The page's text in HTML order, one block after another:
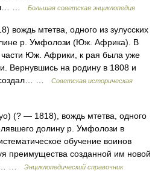
…
Большая советская энциклопедия
вождь мтетва, одного из зулусских
р. Умфолози (Юж. Африка). В
части Юж. Африки, к рая была уже
Вернувшись на родину в 1808 и
создал… …
Советская историческая
(? — 1818), вождь мтетва, одного
долину р. Умфолози в
обучение воинов
преимущества созданной им новой
…
Энциклопедический справочник